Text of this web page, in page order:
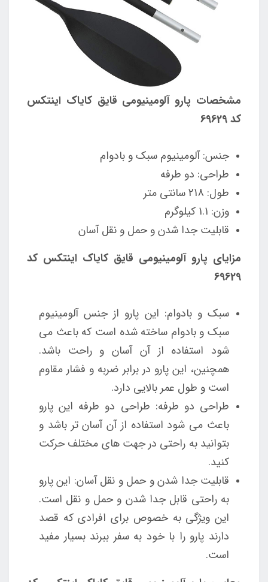
مشخصات پارو آلومینیومی قایق کایاک اینتکس
کد 69629
جنس: آلومینیوم سبک و بادوام
طراحی: دو طرفه
طول: 218 سانتی متر
وزن: 1.1 کیلوگرم
قابلیت جدا شدن و حمل و نقل آسان
مزایای پارو آلومینیومی قایق کایاک اینتکس کد
69629
سبک و بادوام: این پارو از جنس آلومینیوم
سبک و بادوام ساخته شده است که باعث می
شود استفاده از آن آسان و راحت باشد.
همچنین، این پارو در برابر ضربه و فشار مقاوم
است و طول عمر بالایی دارد.
طراحی دو طرفه: طراحی دو طرفه این پارو
باعث می شود استفاده از آن آسان تر باشد و
بتوانید به راحتی در جهت های مختلف حرکت
کنید.
قابلیت جدا شدن و حمل و نقل آسان: این پارو
به راحتی قابل جدا شدن و حمل و نقل است.
این ویژگی به خصوص برای افرادی که قصد
دارند پارو را با خود به سفر ببرند بسیار مفید
است.